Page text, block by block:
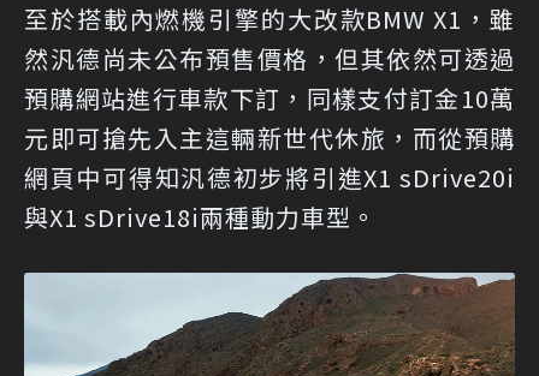
至於搭載內燃機引擎的大改款BMW X1，雖
然汎德尚未公布預售價格，但其依然可透過
預購網站進行車款下訂，同樣支付訂金10萬
元即可搶先入主這輛新世代休旅，而從預購
網頁中可得知汎德初步將引進X1 sDrive20i
與X1 sDrive18i兩種動力車型。